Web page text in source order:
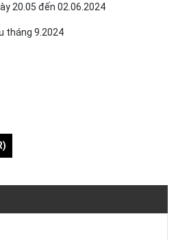
20.05 đến 02.06.2024
tháng 9.2024